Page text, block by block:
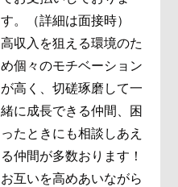
す。（詳細は面接時）
高収入を狙える環境のた
め個々のモチベーション
が高く、切磋琢磨して一
緒に成長できる仲間、困
ったときにも相談しあえ
る仲間が多数おります！
お互いを高めあいながら